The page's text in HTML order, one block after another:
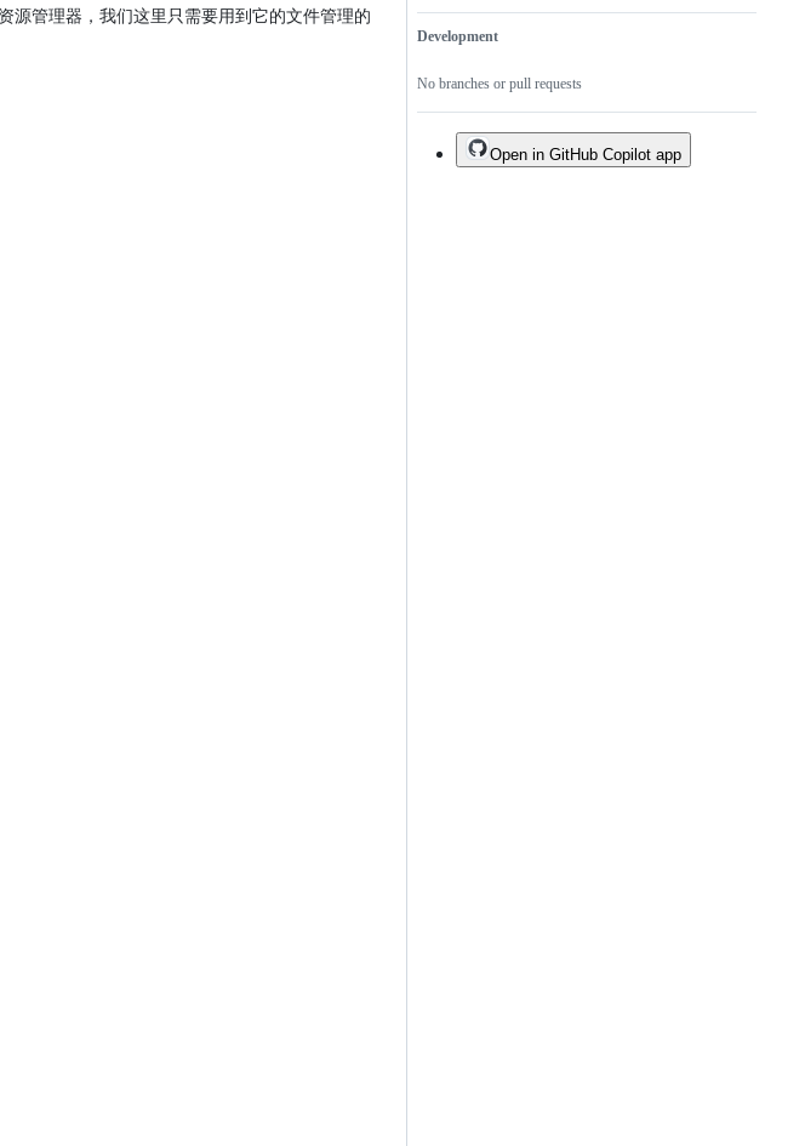
源管理器，我们这里只需要用到它的文件管理的
Development
No branches or pull requests
Open in GitHub Copilot app